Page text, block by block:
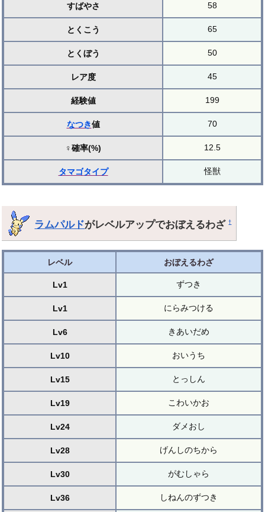
すばやさ 58
とくこう 65
とくぼう 50
レア度 45
経験値 199
なつき値 70
♀確率(%) 12.5
タマゴタイプ 怪獣
ラムパルドがレベルアップでおぼえるわざ†
レベル おぼえるわざ
Lv1 ずつき
Lv1 にらみつける
Lv6 きあいだめ
Lv10 おいうち
Lv15 とっしん
Lv19 こわいかお
Lv24 ダメおし
Lv28 げんしのちから
Lv30 がむしゃら
Lv36 しねんのずつき